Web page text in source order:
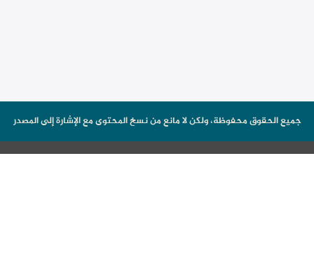
جميع الحقوق محفوظة، ولكن لا مانع من نسخ المحتوى مع الإشارة إلى المصدر